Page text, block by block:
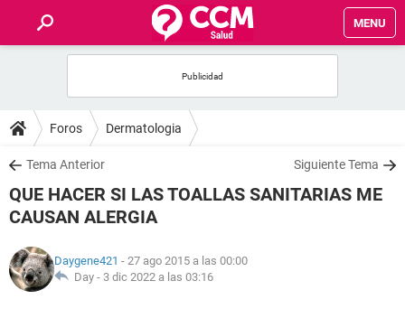
MENU
FOROS
SALUD
FAMILIA
NUTRICIÓN
Foros Dermatologia
Tema Anterior Siguiente Tema
QUE HACER SI LAS TOALLAS SANITARIAS ME
CAUSAN ALERGIA
Daygene421 - 27 ago 2015 a las 00:00
Day - 3 dic 2022 a las 03:16